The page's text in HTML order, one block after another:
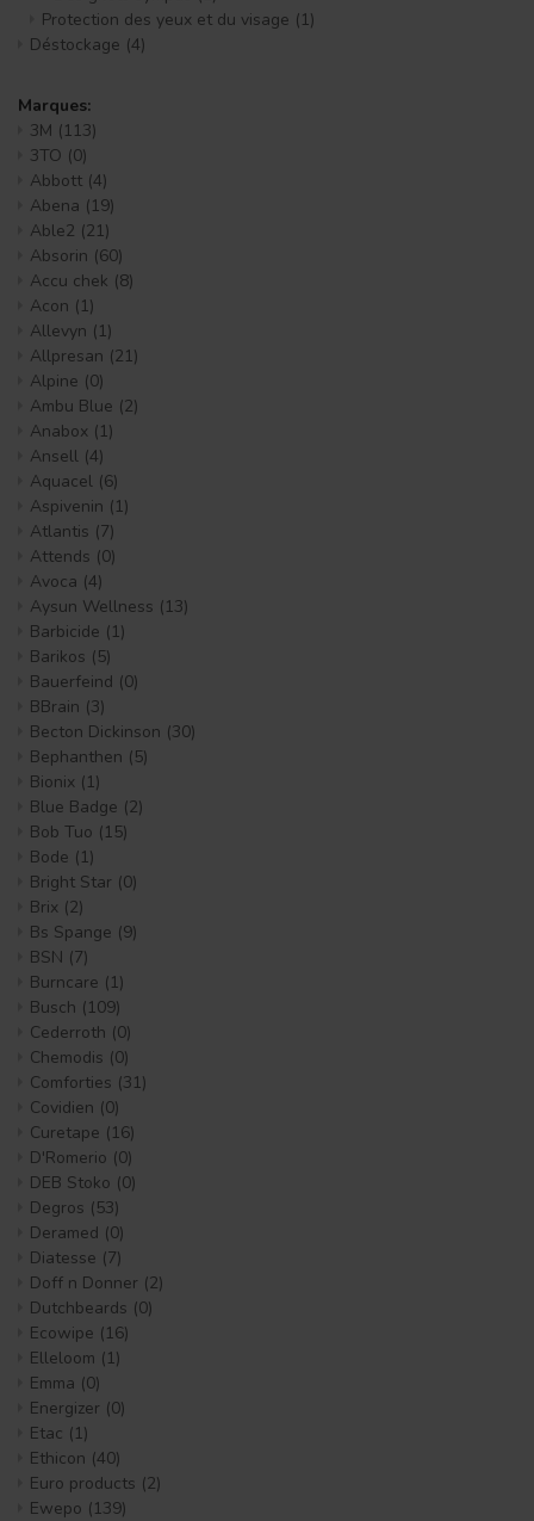
Protection des yeux et du visage (1)
Déstockage (4)
Marques:
3M (113)
3TO (0)
Abbott (4)
Abena (19)
Able2 (21)
Absorin (60)
Accu chek (8)
Acon (1)
Allevyn (1)
Allpresan (21)
Alpine (0)
Ambu Blue (2)
Anabox (1)
Ansell (4)
Aquacel (6)
Aspivenin (1)
Atlantis (7)
Attends (0)
Avoca (4)
Aysun Wellness (13)
Barbicide (1)
Barikos (5)
Bauerfeind (0)
BBrain (3)
Becton Dickinson (30)
Bephanthen (5)
Bionix (1)
Blue Badge (2)
Bob Tuo (15)
Bode (1)
Bright Star (0)
Brix (2)
Bs Spange (9)
BSN (7)
Burncare (1)
Busch (109)
Cederroth (0)
Chemodis (0)
Comforties (31)
Covidien (0)
Curetape (16)
D'Romerio (0)
DEB Stoko (0)
Degros (53)
Deramed (0)
Diatesse (7)
Doff n Donner (2)
Dutchbeards (0)
Ecowipe (16)
Elleloom (1)
Emma (0)
Energizer (0)
Etac (1)
Ethicon (40)
Euro products (2)
Ewepo (139)